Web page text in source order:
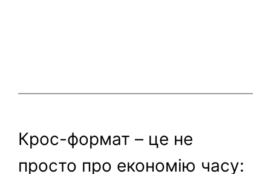
Крос-формат – це не
просто про економію часу: